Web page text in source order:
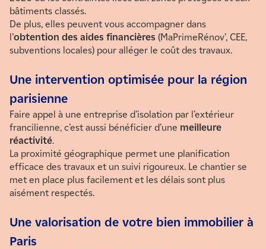
bâtiments classés.
De plus, elles peuvent vous accompagner dans
l’obtention des aides financières (MaPrimeRénov’, CEE,
subventions locales) pour alléger le coût des travaux.
Une intervention optimisée pour la région
parisienne
Faire appel à une entreprise d’isolation par l’extérieur
francilienne, c’est aussi bénéficier d’une meilleure
réactivité.
La proximité géographique permet une planification
efficace des travaux et un suivi rigoureux. Le chantier se
met en place plus facilement et les délais sont plus
aisément respectés.
Une valorisation de votre bien immobilier à
Paris